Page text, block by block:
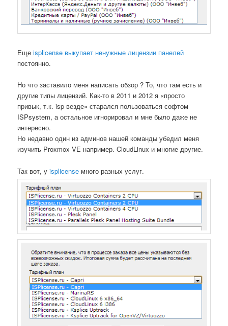
Ещеisplicense выкупает ненужные лицензии панелей
постоянно.
Но что заставило меня написать обзор ? То, что там есть и
другие типы лицензий. Как-то в 2011 и 2012 я «просто
привык, т.к. isp везде» старался пользоваться софтом
ISPsystem, а остальное игнорировал и мне было даже не
интересно.
Но недавно один из админов нашей команды убедил меня
изучить Proxmox VE например. CloudLinux и многие другие.
Так вот, уisplicense много разных услуг.